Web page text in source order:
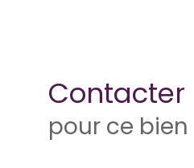
Contacter
pour ce bien